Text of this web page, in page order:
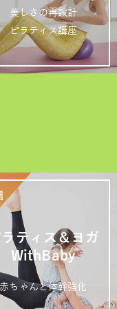
美しさの再設計
ピラティス講座
ラティス＆ヨガ
WithBaby
赤ちゃんと体幹強化